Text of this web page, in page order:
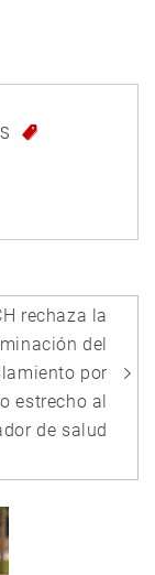
rechaza la
del
por
estrecho al
de salud